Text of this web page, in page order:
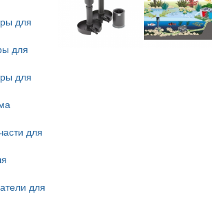
для
для
для
для
для